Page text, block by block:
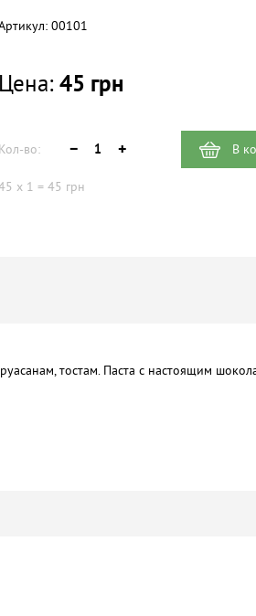
00101
Цена:45 грн
Кол-во: В
x 1 = 45 грн
тостам. Паста с настоящим